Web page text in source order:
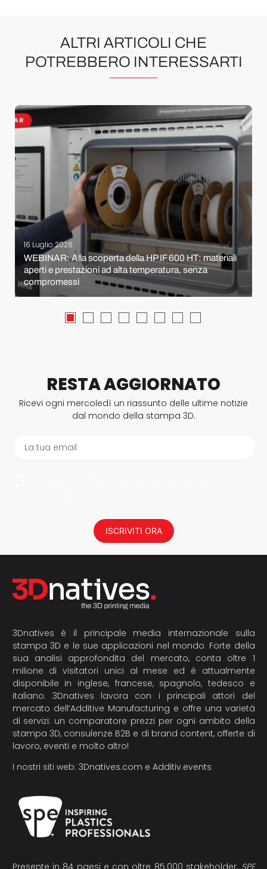
ALTRI ARTICOLI CHE
POTREBBERO INTERESSARTI
16 Luglio 2026
WEBINAR: Alla scoperta della HP IF 600 HT: materiali
aperti e prestazioni ad alta temperatura, senza
compromessi
RESTA AGGIORNATO
Ricevi ogni mercoledì un riassunto delle ultime notizie
dal mondo della stampa 3D.
La tua email
ISCRIVITI ORA
3Dnatives è il principale media internazionale sulla
stampa 3D e le sue applicazioni nel mondo. Forte della
sua analisi approfondita del mercato, conta oltre 1
milione di visitatori unici al mese ed è attualmente
disponibile in inglese, francese, spagnolo, tedesco e
italiano. 3Dnatives lavora con i principali attori del
mercato dell’Additive Manufacturing e offre una varietà
di servizi: un comparatore prezzi per ogni ambito della
stampa 3D, consulenze B2B e di brand content, offerte di
lavoro, eventi e molto altro!
I nostri siti web: 3Dnatives.com e Additiv.events